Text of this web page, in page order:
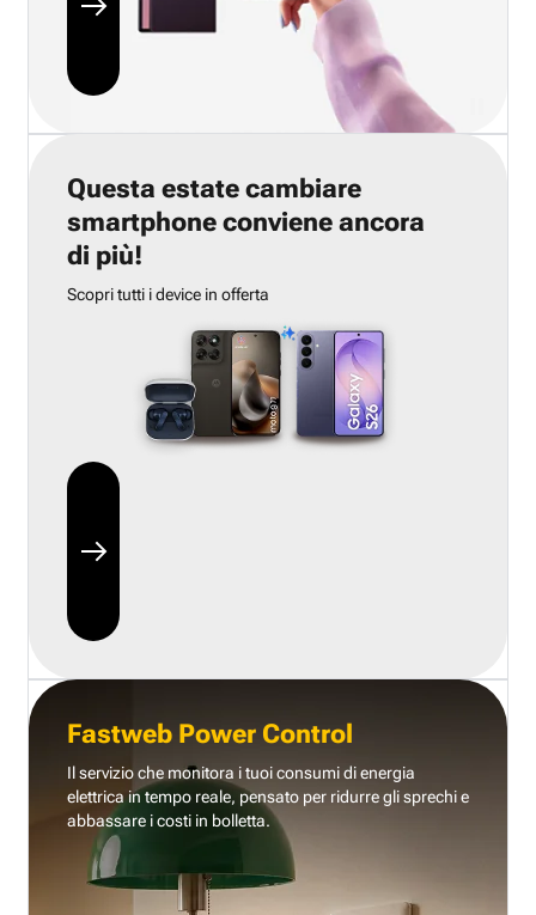
Questa estate cambiare
smartphone conviene ancora
di più!
Scopri tutti i device in offerta
Fastweb Power Control
Il servizio che monitora i tuoi consumi di energia
elettrica in tempo reale, pensato per ridurre gli sprechi e
abbassare i costi in bolletta.